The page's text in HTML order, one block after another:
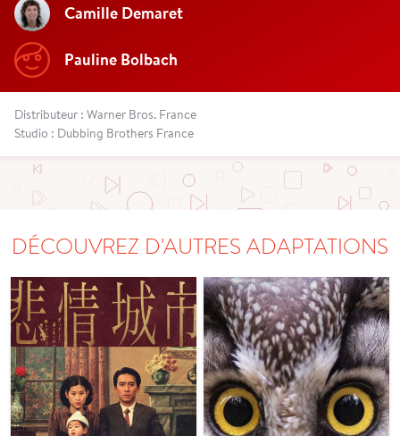
Camille Demaret
Pauline Bolbach
Distributeur : Warner Bros. France
Studio : Dubbing Brothers France
DÉCOUVREZ D'AUTRES ADAPTATIONS